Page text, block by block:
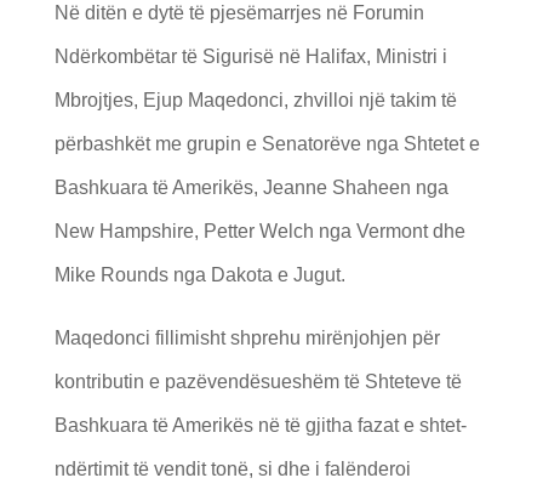
Në ditën e dytë të pjesëmarrjes në Forumin
Ndërkombëtar të Sigurisë në Halifax, Ministri i
Mbrojtjes, Ejup Maqedonci, zhvilloi një takim të
përbashkët me grupin e Senatorëve nga Shtetet e
Bashkuara të Amerikës, Jeanne Shaheen nga
New Hampshire, Petter Welch nga Vermont dhe
Mike Rounds nga Dakota e Jugut.
Maqedonci fillimisht shprehu mirënjohjen për
kontributin e pazëvendësueshëm të Shteteve të
Bashkuara të Amerikës në të gjitha fazat e shtet-
ndërtimit të vendit tonë, si dhe i falënderoi